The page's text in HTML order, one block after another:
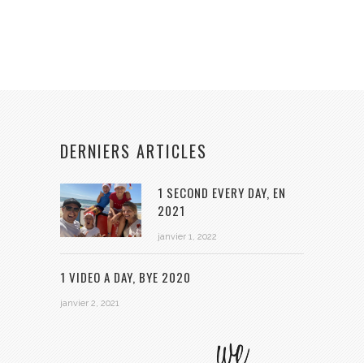
DERNIERS ARTICLES
1 SECOND EVERY DAY, EN
2021
janvier 1, 2022
1 VIDEO A DAY, BYE 2020
janvier 2, 2021